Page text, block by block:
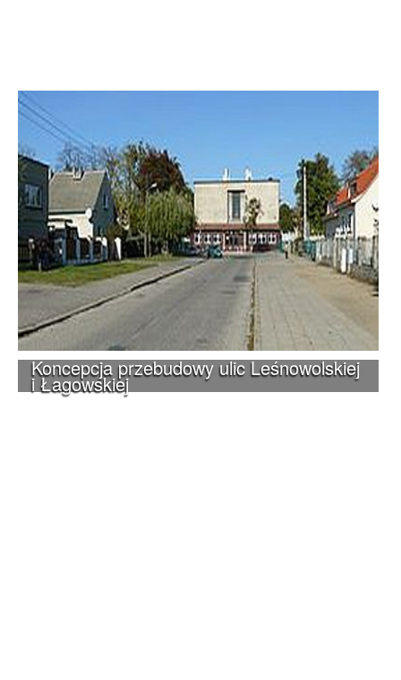
Koncepcja przebudowy ulic Leśnowolskiej
i Łagowskiej